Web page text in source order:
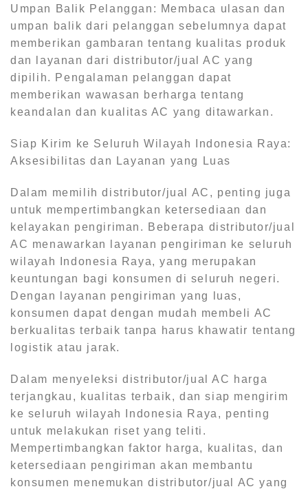
Umpan Balik Pelanggan: Membaca ulasan dan
umpan balik dari pelanggan sebelumnya dapat
memberikan gambaran tentang kualitas produk
dan layanan dari distributor/jual AC yang
dipilih. Pengalaman pelanggan dapat
memberikan wawasan berharga tentang
keandalan dan kualitas AC yang ditawarkan.
Siap Kirim ke Seluruh Wilayah Indonesia Raya:
Aksesibilitas dan Layanan yang Luas
Dalam memilih distributor/jual AC, penting juga
untuk mempertimbangkan ketersediaan dan
kelayakan pengiriman. Beberapa distributor/jual
AC menawarkan layanan pengiriman ke seluruh
wilayah Indonesia Raya, yang merupakan
keuntungan bagi konsumen di seluruh negeri.
Dengan layanan pengiriman yang luas,
konsumen dapat dengan mudah membeli AC
berkualitas terbaik tanpa harus khawatir tentang
logistik atau jarak.
Dalam menyeleksi distributor/jual AC harga
terjangkau, kualitas terbaik, dan siap mengirim
ke seluruh wilayah Indonesia Raya, penting
untuk melakukan riset yang teliti.
Mempertimbangkan faktor harga, kualitas, dan
ketersediaan pengiriman akan membantu
konsumen menemukan distributor/jual AC yang